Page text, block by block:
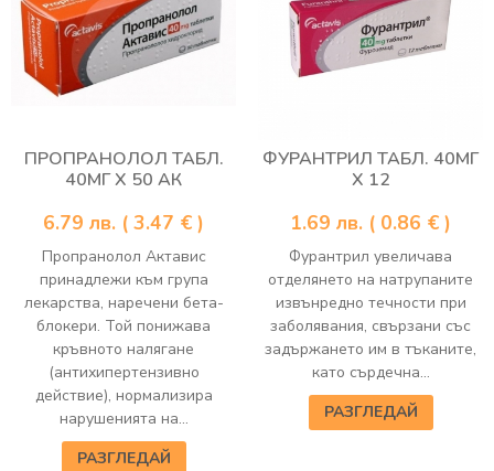
ПРОПРАНОЛОЛ ТАБЛ.
40МГ Х 50 АК
6.79 лв. ( 3.47 € )
Пропранолол Актавис
принадлежи към група
лекарства, наречени бета-
блокери. Той понижава
кръвното налягане
(антихипертензивно
действие), нормализира
нарушенията на...
РАЗГЛЕДАЙ
ФУРАНТРИЛ ТАБЛ. 40МГ
Х 12
1.69 лв. ( 0.86 € )
Фурантрил увеличава
отделянето на натрупаните
извънредно течности при
заболявания, свързани със
задържането им в тъканите,
като сърдечна...
РАЗГЛЕДАЙ